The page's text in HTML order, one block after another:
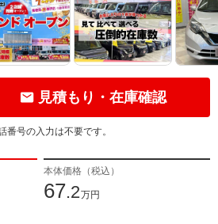
見積もり・在庫確認
番号の入力は不要です。
本体価格（税込）
67.2万円